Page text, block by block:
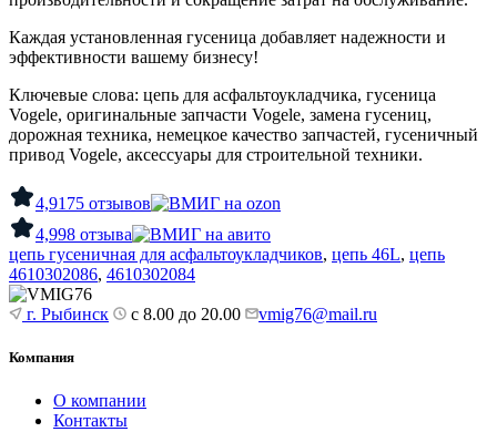
Каждая установленная гусеница добавляет надежности и
эффективности вашему бизнесу!
Ключевые слова: цепь для асфальтоукладчика, гусеница
Vogele, оригинальные запчасти Vogele, замена гусениц,
дорожная техника, немецкое качество запчастей, гусеничный
привод Vogele, аксессуары для строительной техники.
4,9175 отзывов
4,998 отзыва
цепь гусеничная для асфальтоукладчиков, цепь 46L, цепь
4610302086, 4610302084
г. Рыбинск с 8.00 до 20.00 vmig76@mail.ru
Компания
О компании
Контакты